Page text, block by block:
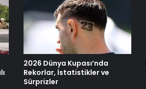
2026 Dünya Kupası’nda
Rekorlar, İstatistikler ve
Sürprizler